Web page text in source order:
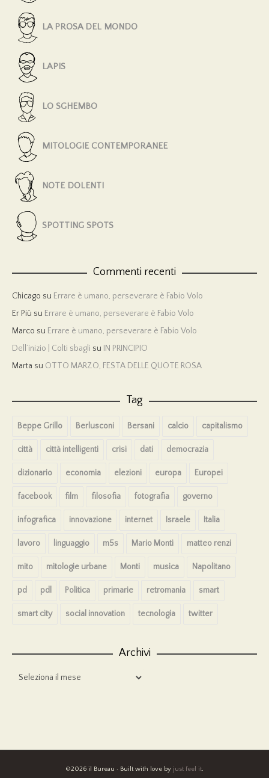
LA PROSA DEL MONDO
LAPIS
LO SGHEMBO
MITOLOGIE CONTEMPORANEE
NOTE DOLENTI
SPOTTING SPOTS
Commenti recenti
Chicago su Errare è umano, perseverare è Fabio Volo
Er Più su Errare è umano, perseverare è Fabio Volo
Marco su Errare è umano, perseverare è Fabio Volo
Dell’inizio | Colti sbagli su IN PRINCIPIO
Marta su OTTO MARZO, FESTA DELLE QUOTE ROSA
Tag
Beppe Grillo Berlusconi Bersani calcio capitalismo
città città intelligenti crisi dati democrazia
dizionario economia elezioni europa Europei
facebook film filosofia fotografia governo
infografica innovazione internet Israele Italia
lavoro linguaggio m5s Mario Monti matteo renzi
mito mitologie urbane Monti musica Napolitano
pd pdl Politica primarie retromania smart
smart city social innovation tecnologia twitter
Archivi
Archivi
©2026 il Bureau · Built with love by just feel it.